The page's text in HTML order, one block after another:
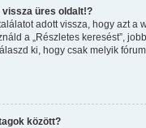
üres oldalt!?
adott vissza, hogy azt a
a „Részletes keresést”,
ki, hogy csak melyik
között?